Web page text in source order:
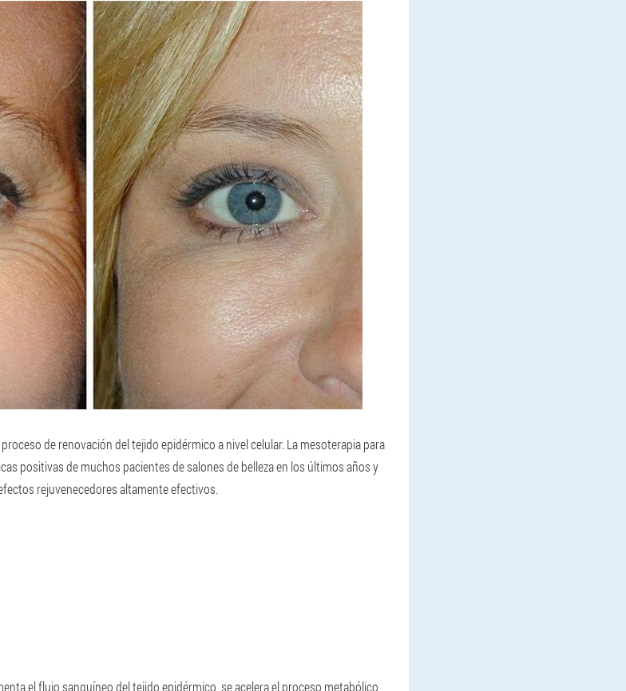
de renovación del tejido epidérmico a nivel celular. La mesoterapia para
positivas de muchos pacientes de salones de belleza en los últimos años y
rejuvenecedores altamente efectivos.
el flujo sanguíneo del tejido epidérmico, se acelera el proceso metabólico